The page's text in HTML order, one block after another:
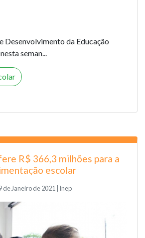
Desenvolvimento da Educação
seman...
R$ 366,3 milhões para a
escolar
de Janeiro de 2021 | Inep